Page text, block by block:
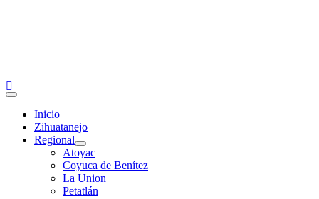
Primary
Inicio
Zihuatanejo
Regional
Atoyac
Coyuca de Benítez
La Union
Petatlán